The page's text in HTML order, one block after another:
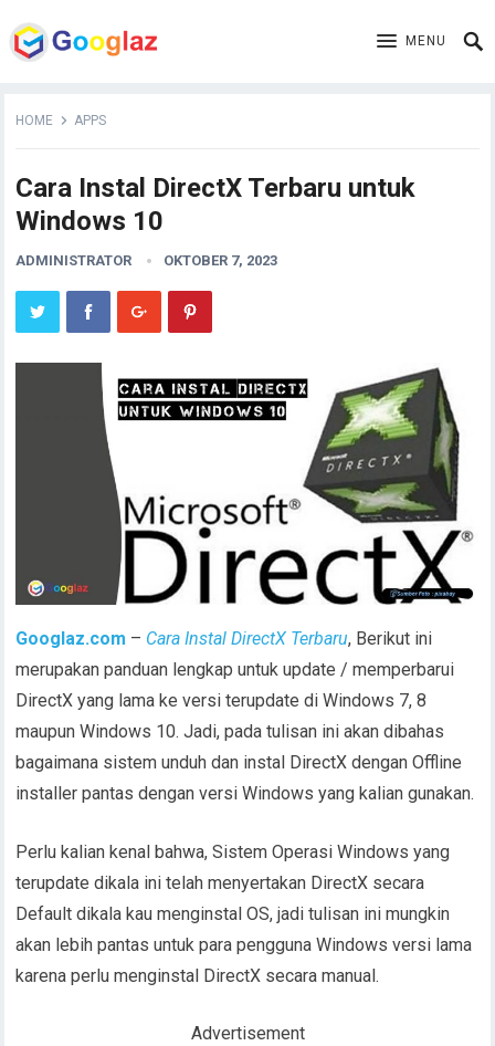
MENU
HOME APPS
Cara Instal DirectX Terbaru untuk
Windows 10
ADMINISTRATOR OKTOBER 7, 2023
Googlaz.com – Cara Instal DirectX Terbaru, Berikut ini
merupakan panduan lengkap untuk update / memperbarui
DirectX yang lama ke versi terupdate di Windows 7, 8
maupun Windows 10. Jadi, pada tulisan ini akan dibahas
bagaimana sistem unduh dan instal DirectX dengan Offline
installer pantas dengan versi Windows yang kalian gunakan.
Perlu kalian kenal bahwa, Sistem Operasi Windows yang
terupdate dikala ini telah menyertakan DirectX secara
Default dikala kau menginstal OS, jadi tulisan ini mungkin
akan lebih pantas untuk para pengguna Windows versi lama
karena perlu menginstal DirectX secara manual.
Advertisement